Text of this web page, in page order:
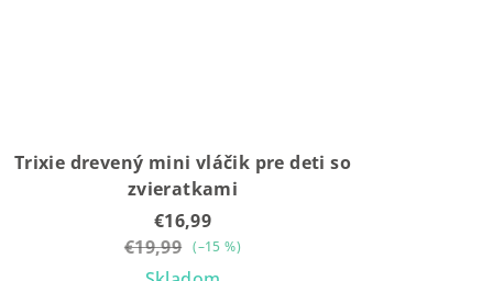
Trixie drevený mini vláčik pre deti so
zvieratkami
€16,99
€19,99 (–15 %)